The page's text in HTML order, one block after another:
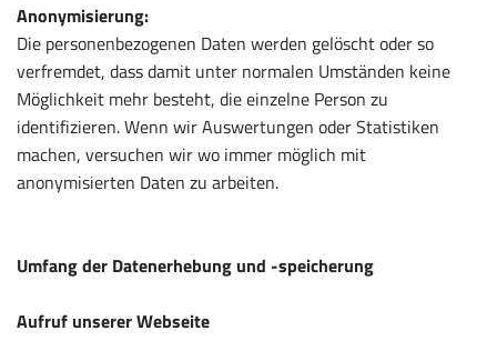
Anonymisierung:
Die personenbezogenen Daten werden gelöscht oder so
verfremdet, dass damit unter normalen Umständen keine
Möglichkeit mehr besteht, die einzelne Person zu
identifizieren. Wenn wir Auswertungen oder Statistiken
machen, versuchen wir wo immer möglich mit
anonymisierten Daten zu arbeiten.
Umfang der Datenerhebung und -speicherung
Aufruf unserer Webseite